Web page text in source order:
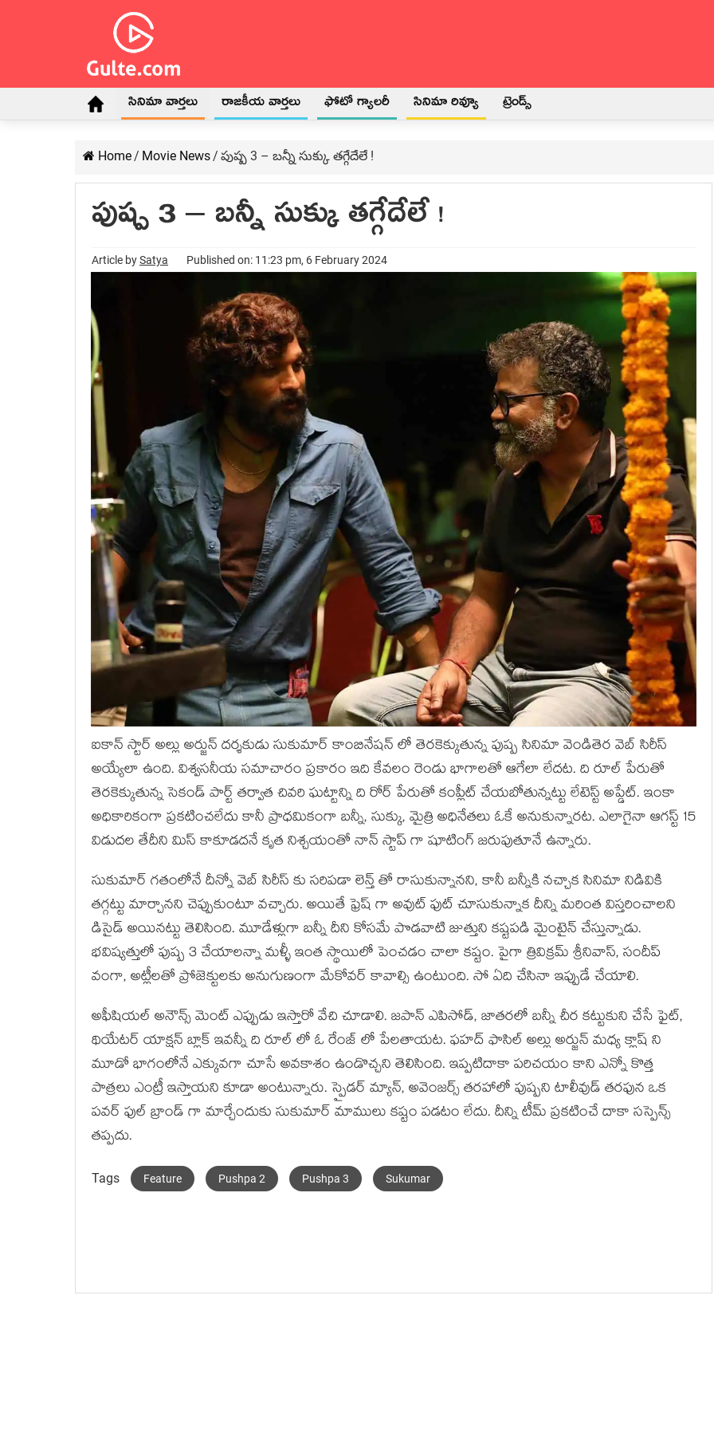
సినిమా వార్తలు రాజకీయ వార్తలు ఫోటో గ్యాలరీ సినిమా రివ్యూ ట్రెండ్స్
Home/ Movie News/ పుష్ప 3 – బన్నీ సుక్కు తగ్గేదేలే !
పుష్ప 3 – బన్నీ సుక్కు తగ్గేదేలే !
Article bySatya Published on: 11:23 pm, 6 February 2024
ఐకాన్ స్టార్ అల్లు అర్జున్ దర్శకుడు సుకుమార్ కాంబినేషన్ లో తెరకెక్కుతున్న పుష్ప సినిమా వెండితెర వెబ్ సిరీస్
అయ్యేలా ఉంది. విశ్వసనీయ సమాచారం ప్రకారం ఇది కేవలం రెండు భాగాలతో ఆగేలా లేదట. ది రూల్ పేరుతో
తెరకెక్కుతున్న సెకండ్ పార్ట్ తర్వాత చివరి ఘట్టాన్ని ది రోర్ పేరుతో కంప్లీట్ చేయబోతున్నట్టు లేటెస్ట్ అప్డేట్. ఇంకా
అధికారికంగా ప్రకటించలేదు కానీ ప్రాధమికంగా బన్నీ, సుక్కు, మైత్రి అధినేతలు ఓకే అనుకున్నారట. ఎలాగైనా ఆగస్ట్ 15
విడుదల తేదీని మిస్ కాకూడదనే కృత నిశ్చయంతో నాన్ స్టాప్ గా షూటింగ్ జరుపుతూనే ఉన్నారు.
సుకుమార్ గతంలోనే దీన్నో వెబ్ సిరీస్ కు సరిపడా లెన్త్ తో రాసుకున్నానని, కానీ బన్నీకి నచ్చాక సినిమా నిడివికి
తగ్గట్టు మార్చానని చెప్పుకుంటూ వచ్చారు. అయితే ఫ్రెష్ గా అవుట్ ఫుట్ చూసుకున్నాక దీన్ని మరింత విస్తరించాలని
డిసైడ్ అయినట్టు తెలిసింది. మూడేళ్లుగా బన్నీ దీని కోసమే పొడవాటి జుత్తుని కష్టపడి మైంటైన్ చేస్తున్నాడు.
భవిష్యత్తులో పుష్ప 3 చేయాలన్నా మళ్ళీ ఇంత స్థాయిలో పెంచడం చాలా కష్టం. పైగా త్రివిక్రమ్ శ్రీనివాస్, సందీప్
వంగా, అట్లీలతో ప్రోజెక్టులకు అనుగుణంగా మేకోవర్ కావాల్సి ఉంటుంది. సో ఏది చేసినా ఇప్పుడే చేయాలి.
అఫీషియల్ అనౌన్స్ మెంట్ ఎప్పుడు ఇస్తారో వేచి చూడాలి. జపాన్ ఎపిసోడ్, జాతరలో బన్నీ చీర కట్టుకుని చేసే ఫైట్,
థియేటర్ యాక్షన్ బ్లాక్ ఇవన్నీ ది రూల్ లో ఓ రేంజ్ లో పేలతాయట. ఫహద్ ఫాసిల్ అల్లు అర్జున్ మధ్య క్లాష్ ని
మూడో భాగంలోనే ఎక్కువగా చూసే అవకాశం ఉండొచ్చని తెలిసింది. ఇప్పటిదాకా పరిచయం కాని ఎన్నో కొత్త
పాత్రలు ఎంట్రీ ఇస్తాయని కూడా అంటున్నారు. స్పైడర్ మ్యాన్, అవెంజర్స్ తరహాలో పుష్పని టాలీవుడ్ తరఫున ఒక
పవర్ ఫుల్ బ్రాండ్ గా మార్చేందుకు సుకుమార్ మాములు కష్టం పడటం లేదు. దీన్ని టీమ్ ప్రకటించే దాకా సస్పెన్స్
తప్పదు.
Tags Feature Pushpa 2 Pushpa 3 Sukumar